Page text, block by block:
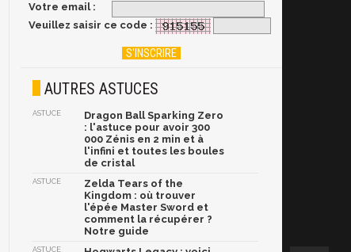
Votre email :
Veuillez saisir ce code :
AUTRES ASTUCES
ASTUCE
Dragon Ball Sparking Zero
: l'astuce pour avoir 300
000 Zénis en 2 min et à
l'infini et toutes les boules
de cristal
ASTUCE
Zelda Tears of the
Kingdom : où trouver
l'épée Master Sword et
comment la récupérer ?
Notre guide
ASTUCE